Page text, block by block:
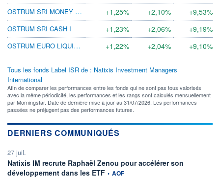
OSTRUM SRI MONEY HORIZON I
+1,25% +2,10% +9,53%
OSTRUM SRI CASH I +1,23% +2,06%
+9,19%
OSTRUM EURO LIQUIDITY LVNAV I (D)
+1,22% +2,04% +9,10%
Tous les fonds Label ISR de : Natixis Investment Managers
International
Afin de comparer les performances entre les fonds qui ne sont pas tous valorisés
avec la même périodicité, les performances et les rangs sont calculés mensuellement
par Morningstar. Date de dernière mise à jour au 31/07/2026. Les performances
passées ne préjugent pas des performances futures.
DERNIERS COMMUNIQUÉS
27 juil.
Natixis IM recrute Raphaël Zenou pour accélérer son
développement dans les ETFinformation fournie par
• AOF